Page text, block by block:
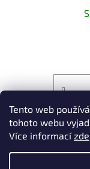
Tento web
tohoto webu
Více informacízde